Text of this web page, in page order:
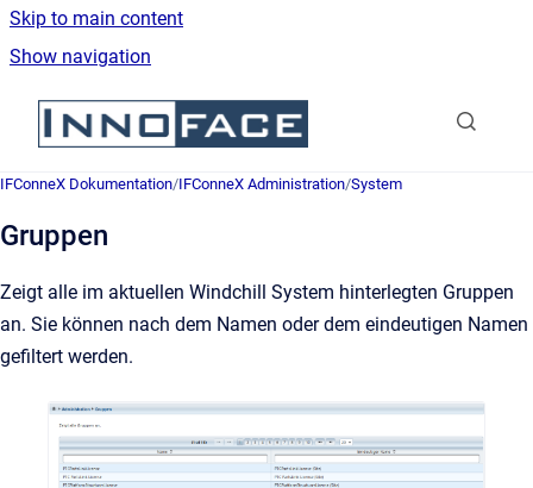
Skip to main content
Show navigation
Go to homepage
IFConneX Dokumentation/IFConneX Administration/System
Gruppen
Zeigt alle im aktuellen Windchill System hinterlegten Gruppen
an. Sie können nach dem Namen oder dem eindeutigen Namen
gefiltert werden.